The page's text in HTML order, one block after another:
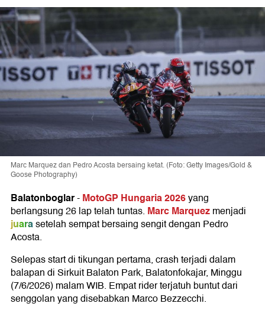
Marc Marquez dan Pedro Acosta bersaing ketat. (Foto: Getty Images/Gold &
Goose Photography)
Balatonboglar-MotoGP Hungaria 2026yang
berlangsung 26 lap telah tuntas. Marc Marquezmenjadi
juarasetelah sempat bersaing sengit dengan Pedro
Acosta.
Selepas start di tikungan pertama, crash terjadi dalam
balapan di Sirkuit Balaton Park, Balatonfokajar, Minggu
(7/6/2026) malam WIB. Empat rider terjatuh buntut dari
senggolan yang disebabkan Marco Bezzecchi.